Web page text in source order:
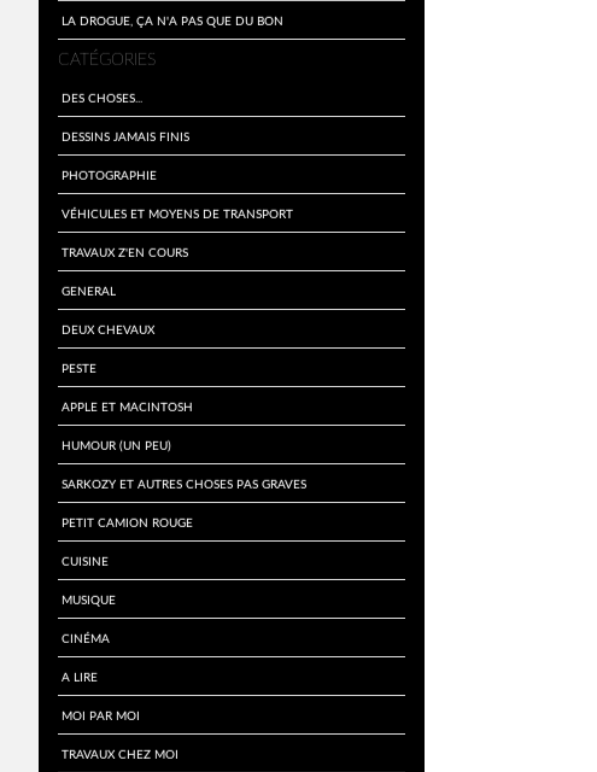
La drogue, ça n'a pas que du bon
CATÉGORIES
Des choses...
Dessins jamais finis
Photographie
Véhicules et moyens de transport
travaux z'en cours
General
Deux Chevaux
Peste
Apple et Macintosh
Humour (un peu)
Sarkozy et autres choses pas graves
Petit Camion Rouge
Cuisine
Musique
Cinéma
A lire
Moi par Moi
Travaux chez moi